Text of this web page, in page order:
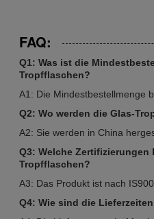
FAQ:
Q1: Was ist die
Tropfflaschen?
A1: Die Mindestbestellmenge
Q2: Wo werden die Glas-
A2: Sie werden in China
Q3: Welche Zertifizierungen
Tropfflaschen?
A3: Das Produkt ist nach
Q4: Wie sind die